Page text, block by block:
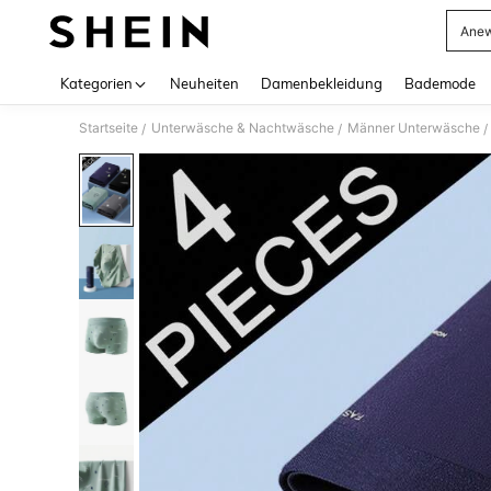
Kategorien Neuheiten Damenbekleidung Bademode
Startseite / Unterwäsche & Nachtwäsche / Männer Unterwäsche /